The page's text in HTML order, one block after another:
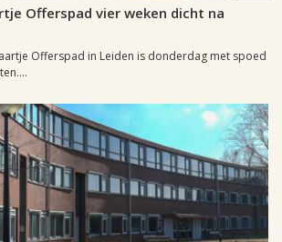
Offerspad vier weken dicht na
Offerspad in Leiden is donderdag met spoed